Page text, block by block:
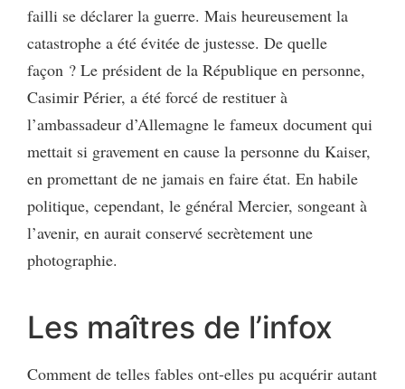
failli se déclarer la guerre. Mais heureusement la
catastrophe a été évitée de justesse. De quelle
façon ? Le président de la République en personne,
Casimir Périer, a été forcé de restituer à
l’ambassadeur d’Allemagne le fameux document qui
mettait si gravement en cause la personne du Kaiser,
en promettant de ne jamais en faire état. En habile
politique, cependant, le général Mercier, songeant à
l’avenir, en aurait conservé secrètement une
photographie.
Les maîtres de l’infox
Comment de telles fables ont-elles pu acquérir autant